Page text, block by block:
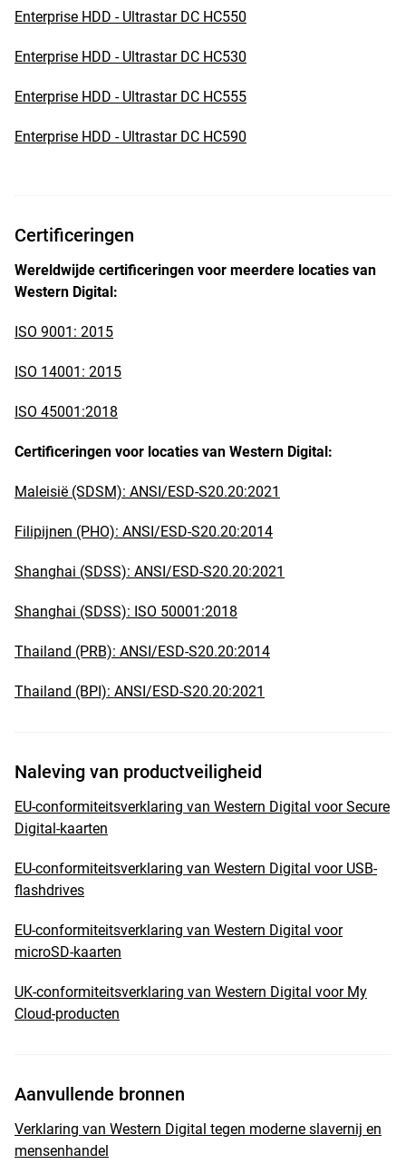
Enterprise HDD - Ultrastar DC HC550
Enterprise HDD - Ultrastar DC HC530
Enterprise HDD - Ultrastar DC HC555
Enterprise HDD - Ultrastar DC HC590
Certificeringen
Wereldwijde certificeringen voor meerdere locaties van
Western Digital:
ISO 9001: 2015
ISO 14001: 2015
ISO 45001:2018
Certificeringen voor locaties van Western Digital:
Maleisië (SDSM): ANSI/ESD-S20.20:2021
Filipijnen (PHO): ANSI/ESD-S20.20:2014
Shanghai (SDSS): ANSI/ESD-S20.20:2021
Shanghai (SDSS): ISO 50001:2018
Thailand (PRB): ANSI/ESD-S20.20:2014
Thailand (BPI): ANSI/ESD-S20.20:2021
Naleving van productveiligheid
EU-conformiteitsverklaring van Western Digital voor Secure
Digital-kaarten
EU-conformiteitsverklaring van Western Digital voor USB-
flashdrives
EU-conformiteitsverklaring van Western Digital voor
microSD-kaarten
UK-conformiteitsverklaring van Western Digital voor My
Cloud-producten
Aanvullende bronnen
Verklaring van Western Digital tegen moderne slavernij en
mensenhandel